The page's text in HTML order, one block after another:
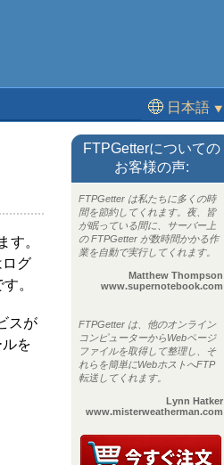
日本語 ⯆
English
Deutsch
Español
Português
す。
グ
。
スが
を
FTPGetterについての
お客様の声:
FTPGetter は私たちに多くの時
間を節約してくれます。夜、皆
が眠っている間に、サーバー上
の FTPGetter が数時間かかる作
業を自動で実行してくれます。
Matthew Thompson
www.supernotebook.com
FTPGetter は、他のオンライン
コンピューターからWebページ
ファイルを取得して整理し、そ
れらを簡単にWebホストへFTP
転送してくれます。
Lynn Hatker
www.misterweatherman.com